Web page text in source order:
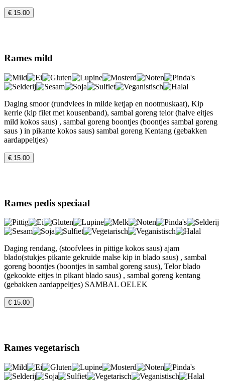
€ 15.00
Rames mild
Daging smoor (rundvlees in milde ketjap en nootmuskaat), Kip
kerrie (kip filet met kousenband), sambal goreng telor (halve eitjes
mild kokos saus) , sambal goreng boontjes (boontjes sambal goreng
saus ) in pikante kokos saus) sambal goreng Kentang (gebakken
aardappeltjes)
€ 15.00
Rames pedis speciaal
Daging rendang, (stoofvlees in pittige kokos saus) ajam
blado(stukjes pikante gekruide malse kip in blado saus) , sambal
goreng boontjes (boontjes in sambal goreng saus), Telor blado
(gekookte eitjes in pikant blado saus) , sambal goreng kentang
(gebakken aardappeltjes) SAMBAL OELEK
€ 15.00
Rames vegetarisch